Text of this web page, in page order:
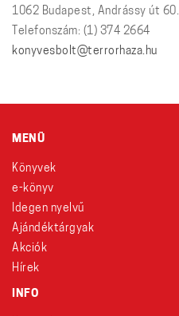
1062 Budapest, Andrássy út 60.
Telefonszám: (1) 374 2664
konyvesbolt@terrorhaza.hu
MENÜ
Könyvek
e-könyv
Idegen nyelvű
Ajándéktárgyak
Akciók
Hírek
INFO